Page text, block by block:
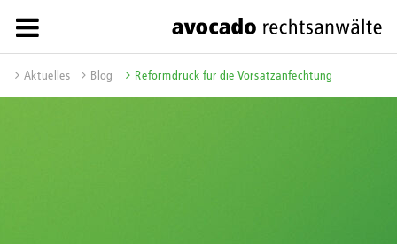
Aktuelles Blog Reformdruck für die Vorsatzanfechtung